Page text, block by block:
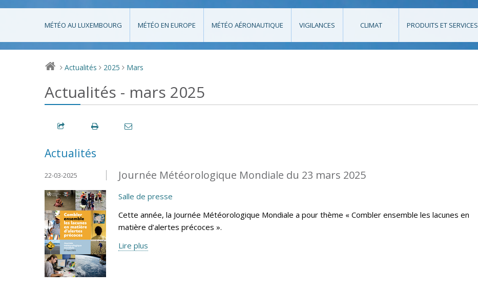
MÉTÉO AU LUXEMBOURG MÉTÉO EN EUROPE MÉTÉO AÉRONAUTIQUE VIGILANCES CLIMAT PRODUITS ET SERVICES
> Actualités > 2025 > Mars
Actualités - mars 2025
Actualités
Journée Météorologique Mondiale du 23 mars 2025
22-03-2025
Salle de presse
Cette année, la Journée Météorologique Mondiale a pour thème « Combler ensemble les lacunes en
matière d’alertes précoces ».
Lire plus